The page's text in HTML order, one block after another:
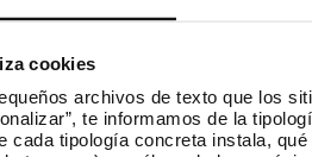
cookies
archivos de texto que los
te informamos de la
cada tipología concreta instala,